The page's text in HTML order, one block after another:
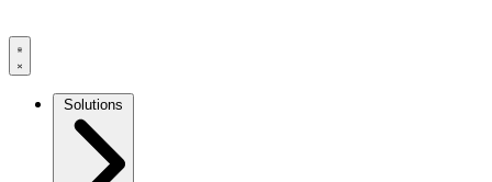
Solutions